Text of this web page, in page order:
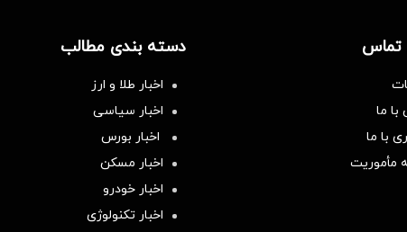
تماس
ما
با ما
مأموریت
دسته بندی مطالب
اخبار طلا و ارز
اخبار سیاسی
اخبار بورس
اخبار مسکن
اخبار خودرو
اخبار تکنولوژی